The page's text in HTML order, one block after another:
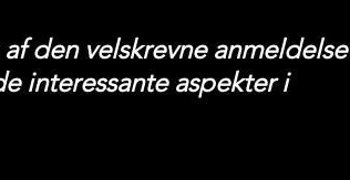
den velskrevne anmeldelse
interessante aspekter i